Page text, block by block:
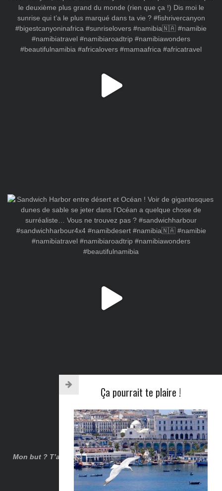
Ça pourrait te plaire !
Suis-moi sur Instagram
Mon but ? T’aider à voyager (plus souvent) & t’inspirer au
quotidien !